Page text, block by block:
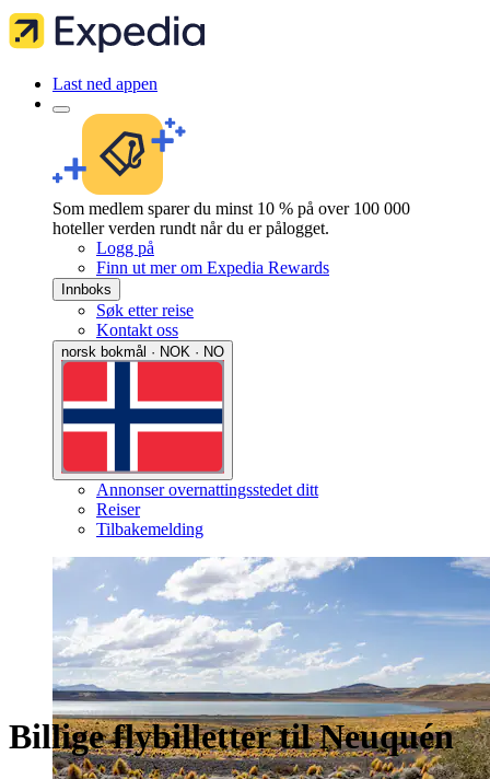
Last ned appen
Som medlem sparer du minst 10 % på over 100 000
hoteller verden rundt når du er pålogget.
Logg på
Finn ut mer om Expedia Rewards
Innboks
Søk etter reise
Kontakt oss
norsk bokmål · NOK · NO
Annonser overnattingsstedet ditt
Reiser
Tilbakemelding
Billige flybilletter til Neuquén